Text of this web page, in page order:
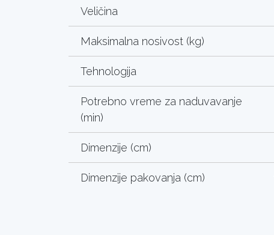
Veličina
Maksimalna nosivost (kg)
Tehnologija
Potrebno vreme za naduvavanje
(min)
Dimenzije (cm)
Dimenzije pakovanja (cm)